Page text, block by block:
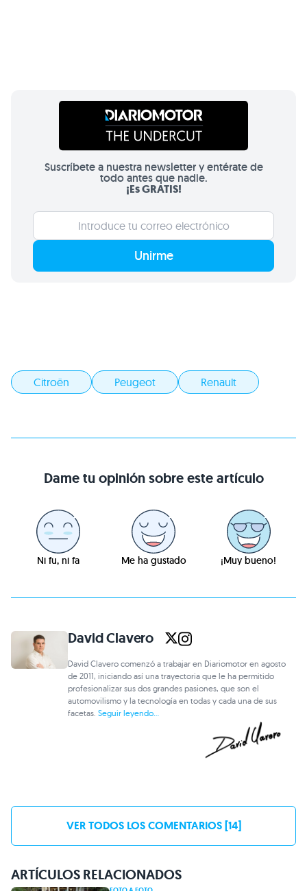
Suscríbete a nuestra newsletter y entérate de
todo antes que nadie.
¡Es GRATIS!
Unirme
Citroën Peugeot Renault
Dame tu opinión sobre este artículo
Ni fu, ni fa Me ha gustado ¡Muy bueno!
David Clavero
David Clavero comenzó a trabajar en Diariomotor en agosto
de 2011, iniciando así una trayectoria que le ha permitido
profesionalizar sus dos grandes pasiones, que son el
automovilismo y la tecnología en todas y cada una de sus
facetas.Seguir leyendo...
VER TODOS LOS COMENTARIOS [14]
ARTÍCULOS RELACIONADOS